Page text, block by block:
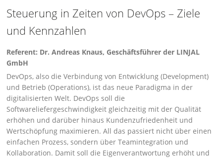
Steuerung in Zeiten von DevOps – Ziele
und Kennzahlen
Referent: Dr. Andreas Knaus, Geschäftsführer der LINJAL
GmbH
DevOps, also die Verbindung von Entwicklung (Development)
und Betrieb (Operations), ist das neue Paradigma in der
digitalisierten Welt. DevOps soll die
Softwareliefergeschwindigkeit gleichzeitig mit der Qualität
erhöhen und darüber hinaus Kundenzufriedenheit und
Wertschöpfung maximieren. All das passiert nicht über einen
einfachen Prozess, sondern über Teamintegration und
Kollaboration. Damit soll die Eigenverantwortung erhöht und